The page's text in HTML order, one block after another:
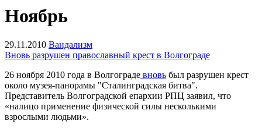
Ноябрь
29.11.2010 Вандализм
Вновь разрушен православный крест в Волгограде
26 ноября 2010 года в Волгограде вновь был разрушен крест
около музея-панорамы "Сталинградская битва".
Представитель Волгоградской епархии РПЦ заявил, что
«налицо применение физической силы несколькими
взрослыми людьми».